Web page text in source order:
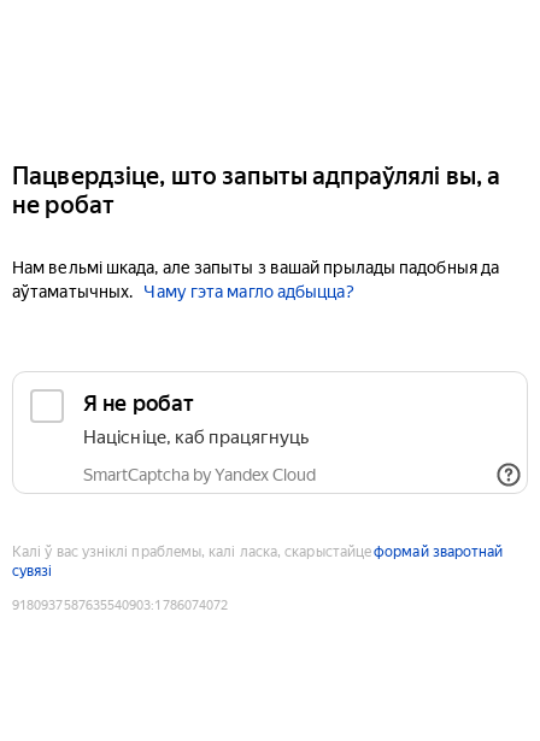
Пацвердзіце, што запыты адпраўлялі вы, а
не робат
Нам вельмі шкада, але запыты з вашай прылады падобныя да
аўтаматычных.
Чаму гэта магло адбыцца?
Я не робат
Націсніце, каб працягнуць
SmartCaptcha by Yandex Cloud
Калі ў вас узніклі праблемы, калі ласка, скарыстайцеформай зваротнай
сувязі
9180937587635540903:1786074072